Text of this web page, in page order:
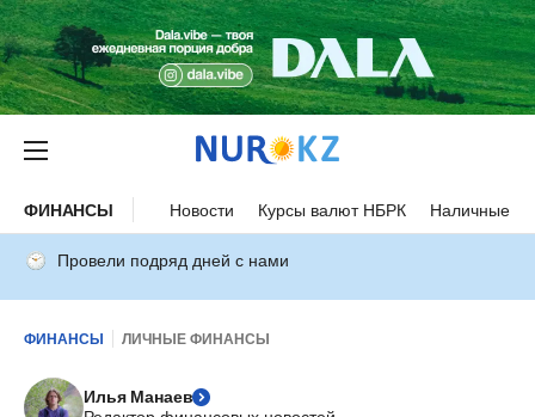
ФИНАНСЫ Новости Курсы валют НБРК Наличные
Провели подряд дней с нами
ФИНАНСЫ ЛИЧНЫЕ ФИНАНСЫ
Илья Манаев